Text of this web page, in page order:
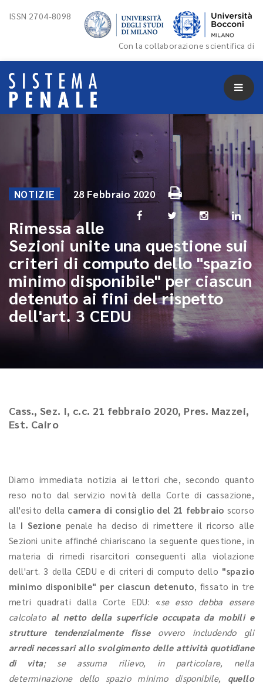
ISSN 2704-8098
Con la collaborazione scientifica di
NOTIZIE 28 Febbraio 2020
Rimessa alle
Sezioni unite una questione sui
criteri di computo dello "spazio
minimo disponibile" per ciascun
detenuto ai fini del rispetto
dell'art. 3 CEDU
Cass., Sez. I, c.c. 21 febbraio 2020, Pres. Mazzei,
Est. Cairo
Diamo immediata notizia ai lettori che, secondo quanto
reso noto dal servizio novità della Corte di cassazione,
all'esito della camera di consiglio del 21 febbraio scorso
la I Sezione penale ha deciso di rimettere il ricorso alle
Sezioni unite affinché chiariscano la seguente questione, in
materia di rimedi risarcitori conseguenti alla violazione
dell'art. 3 della CEDU e di criteri di computo dello "spazio
minimo disponibile" per ciascun detenuto, fissato in tre
metri quadrati dalla Corte EDU: «se esso debba essere
calcolato al netto della superficie occupata da mobili e
strutture tendenzialmente fisseovvero includendo gli
arredi necessari allo svolgimento delle attività quotidiane
di vita; se assuma rilievo, in particolare, nella
determinazione dello spazio minimo disponibile, quello